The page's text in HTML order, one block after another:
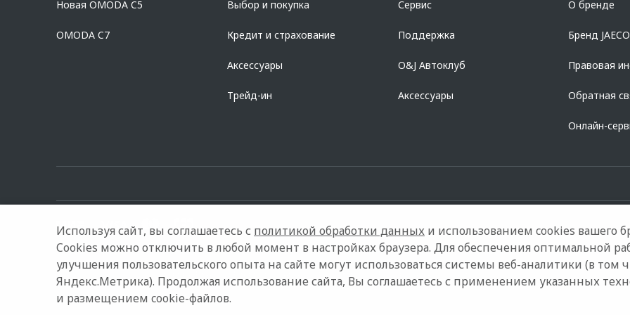
platformId=alfasiteКредит предоставляет АО Альфа-Банк. ИНН 7728168971 ОГРН 1027700067328 место нахождение 107078, г. Москва, ул.
Новая OMODA C5
OMODA C7
Выбор и покупка
Кредит и страхование
Аксессуары
Трейд-ин
Сервис
Поддержка
O&J Автоклуб
Аксессуары
О бренде
Бренд
Правовая
Обратная
Онлайн-
© 2026 Автостиль Модельный ряд Архивные модели Контакты Правовая информация
Используя сайт, вы соглашаетесь с политикой обработки данных и использованием cookies вашего
Cookies можно отключить в любой момент в настройках браузера. Для обеспечения оптимальной
улучшения пользовательского опыта на сайте могут использоваться системы веб-аналитики (в том
Яндекс.Метрика). Продолжая использование сайта, Вы соглашаетесь с применением указанных
и размещением cookie-файлов.